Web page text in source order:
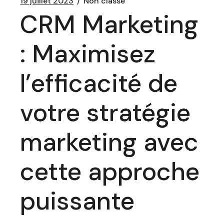
CRM Marketing
: Maximisez
l’efficacité de
votre stratégie
marketing avec
cette approche
puissante